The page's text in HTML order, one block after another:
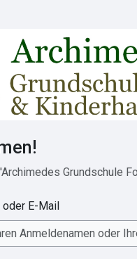
Grundschule
E-Mail